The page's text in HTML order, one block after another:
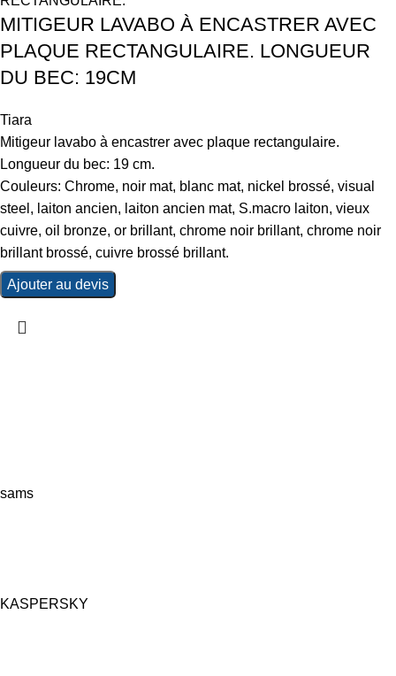
MITIGEUR LAVABO À ENCASTRER AVEC
PLAQUE RECTANGULAIRE. LONGUEUR
DU BEC: 19CM
Tiara
Mitigeur lavabo à encastrer avec plaque rectangulaire.
Longueur du bec: 19 cm.
Couleurs: Chrome, noir mat, blanc mat, nickel brossé, visual
steel, laiton ancien, laiton ancien mat, S.macro laiton, vieux
cuivre, oil bronze, or brillant, chrome noir brillant, chrome noir
brillant brossé, cuivre brossé brillant.
Ajouter au devis
sams
KASPERSKY